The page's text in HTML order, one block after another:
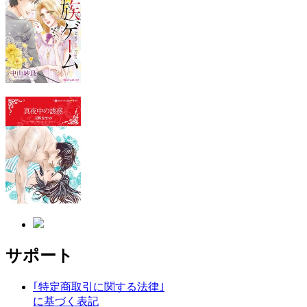
サポート
｢特定商取引に関する法律｣
に基づく表記